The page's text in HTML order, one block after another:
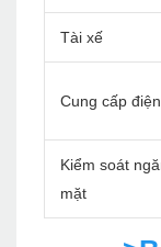
Tài xế
Cung cấp điện
Kiểm soát
mặt